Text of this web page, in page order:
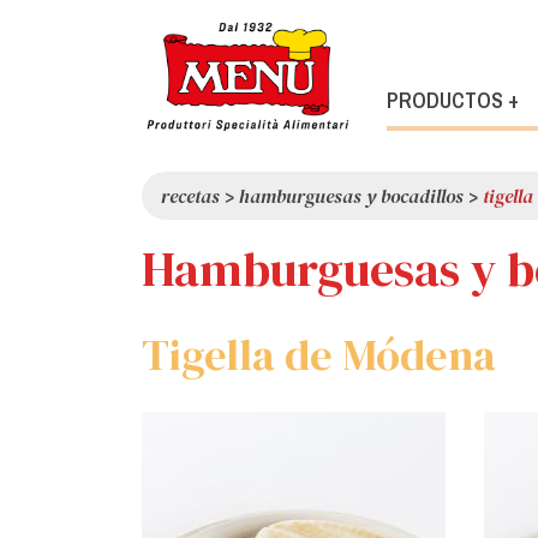
PRODUCTOS +
recetas >hamburguesas y bocadillos > tigella
Hamburguesas y
Tigella de Módena